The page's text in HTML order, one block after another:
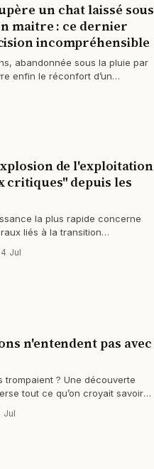
un chat laissé sous
maitre : ce dernier
incompréhensible
abandonnée sous la pluie par
enfin le réconfort d’un
de l'exploitation
critiques" depuis les
la plus rapide concerne
liés à la transition
4 Jul
n'entendent pas avec
trompaient ? Une découverte
tout ce qu’on croyait savoir
Jul